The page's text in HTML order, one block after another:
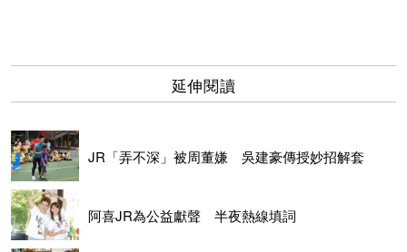
延伸閱讀
JR「弄不深」被周董嫌 吳建豪傳授妙招解套
阿喜JR為公益獻聲 半夜熱線填詞